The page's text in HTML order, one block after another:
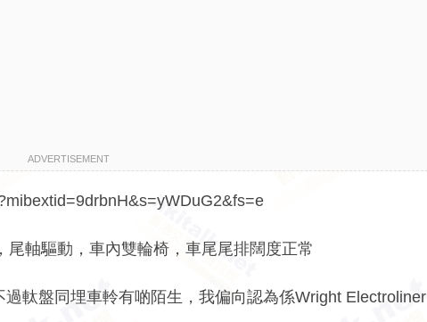
ADVERTISEMENT
軸驅動，車內雙輪椅，車尾尾排闊度正常
軚盤同埋車軨有啲陌生，我偏向認為係Wright Electroliner